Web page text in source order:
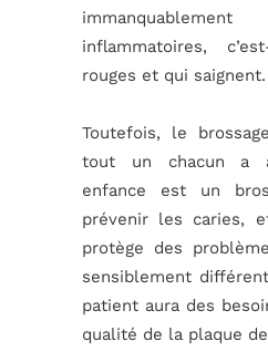
inflammatoires,
rouges et qui saignent.
Toutefois, le
tout un chacun a
enfance est un
prévenir les caries,
protège des
sensiblement
patient aura des
qualité de la plaque